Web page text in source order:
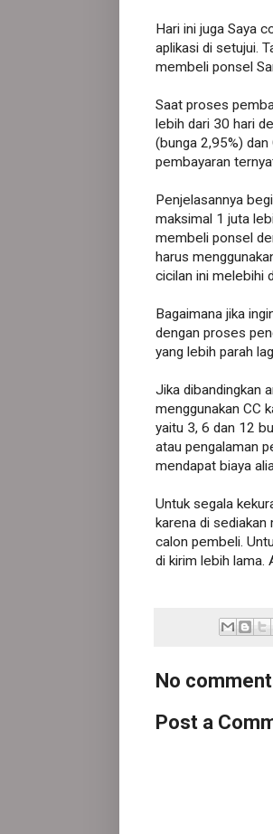
Hari ini juga Saya
aplikasi di setujui.
membeli ponsel
Saat proses
lebih dari 30 hari
(bunga 2,95%)
pembayaran
Penjelasannya
maksimal 1 juta
membeli ponsel
harus
cicilan ini melebihi
Bagaimana jika
dengan proses
yang lebih parah
Jika dibandingkan
menggunakan CC
yaitu 3, 6 dan 12
atau pengalaman
mendapat biaya
Untuk segala
karena di
calon pembeli.
di kirim lebih lama.
No
Post a